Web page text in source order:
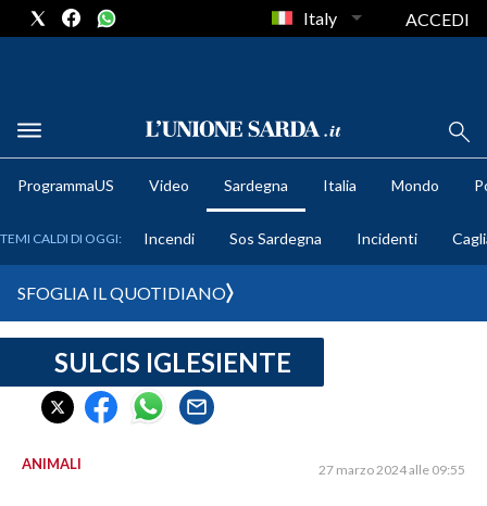
METEO
CRONACA SARDEGNA
CAGLIARI
SULCIS IGLESIENTE
Italy ACCEDI
ProgrammaUS Video Sardegna Italia Mondo
TEMI CALDI DI OGGI: Incendi Sos Sardegna Incidenti
SFOGLIA IL QUOTIDIANO
SULCIS IGLESIENTE
ANIMALI 27 marzo 2024 alle 09:55